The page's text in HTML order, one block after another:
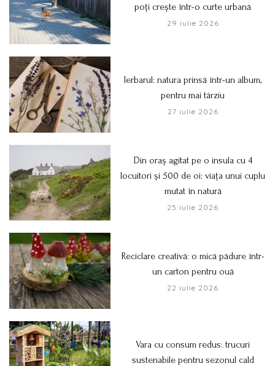
poți crește într-o curte urbană
29 iulie 2026
Ierbarul: natura prinsă într-un album,
pentru mai târziu
27 iulie 2026
Din oraș agitat pe o insula cu 4
locuitori și 500 de oi: viața unui cuplu
mutat în natură
25 iulie 2026
Reciclare creativă: o mică pădure într-
un carton pentru ouă
22 iulie 2026
Vara cu consum redus: trucuri
sustenabile pentru sezonul cald